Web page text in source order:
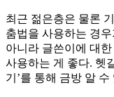
최근 젊은층은 물론
춤법을 사용하는 경
아니라 글쓴이에 대
사용하는 게 좋다. 헷
기’를 통해 금방 알 수